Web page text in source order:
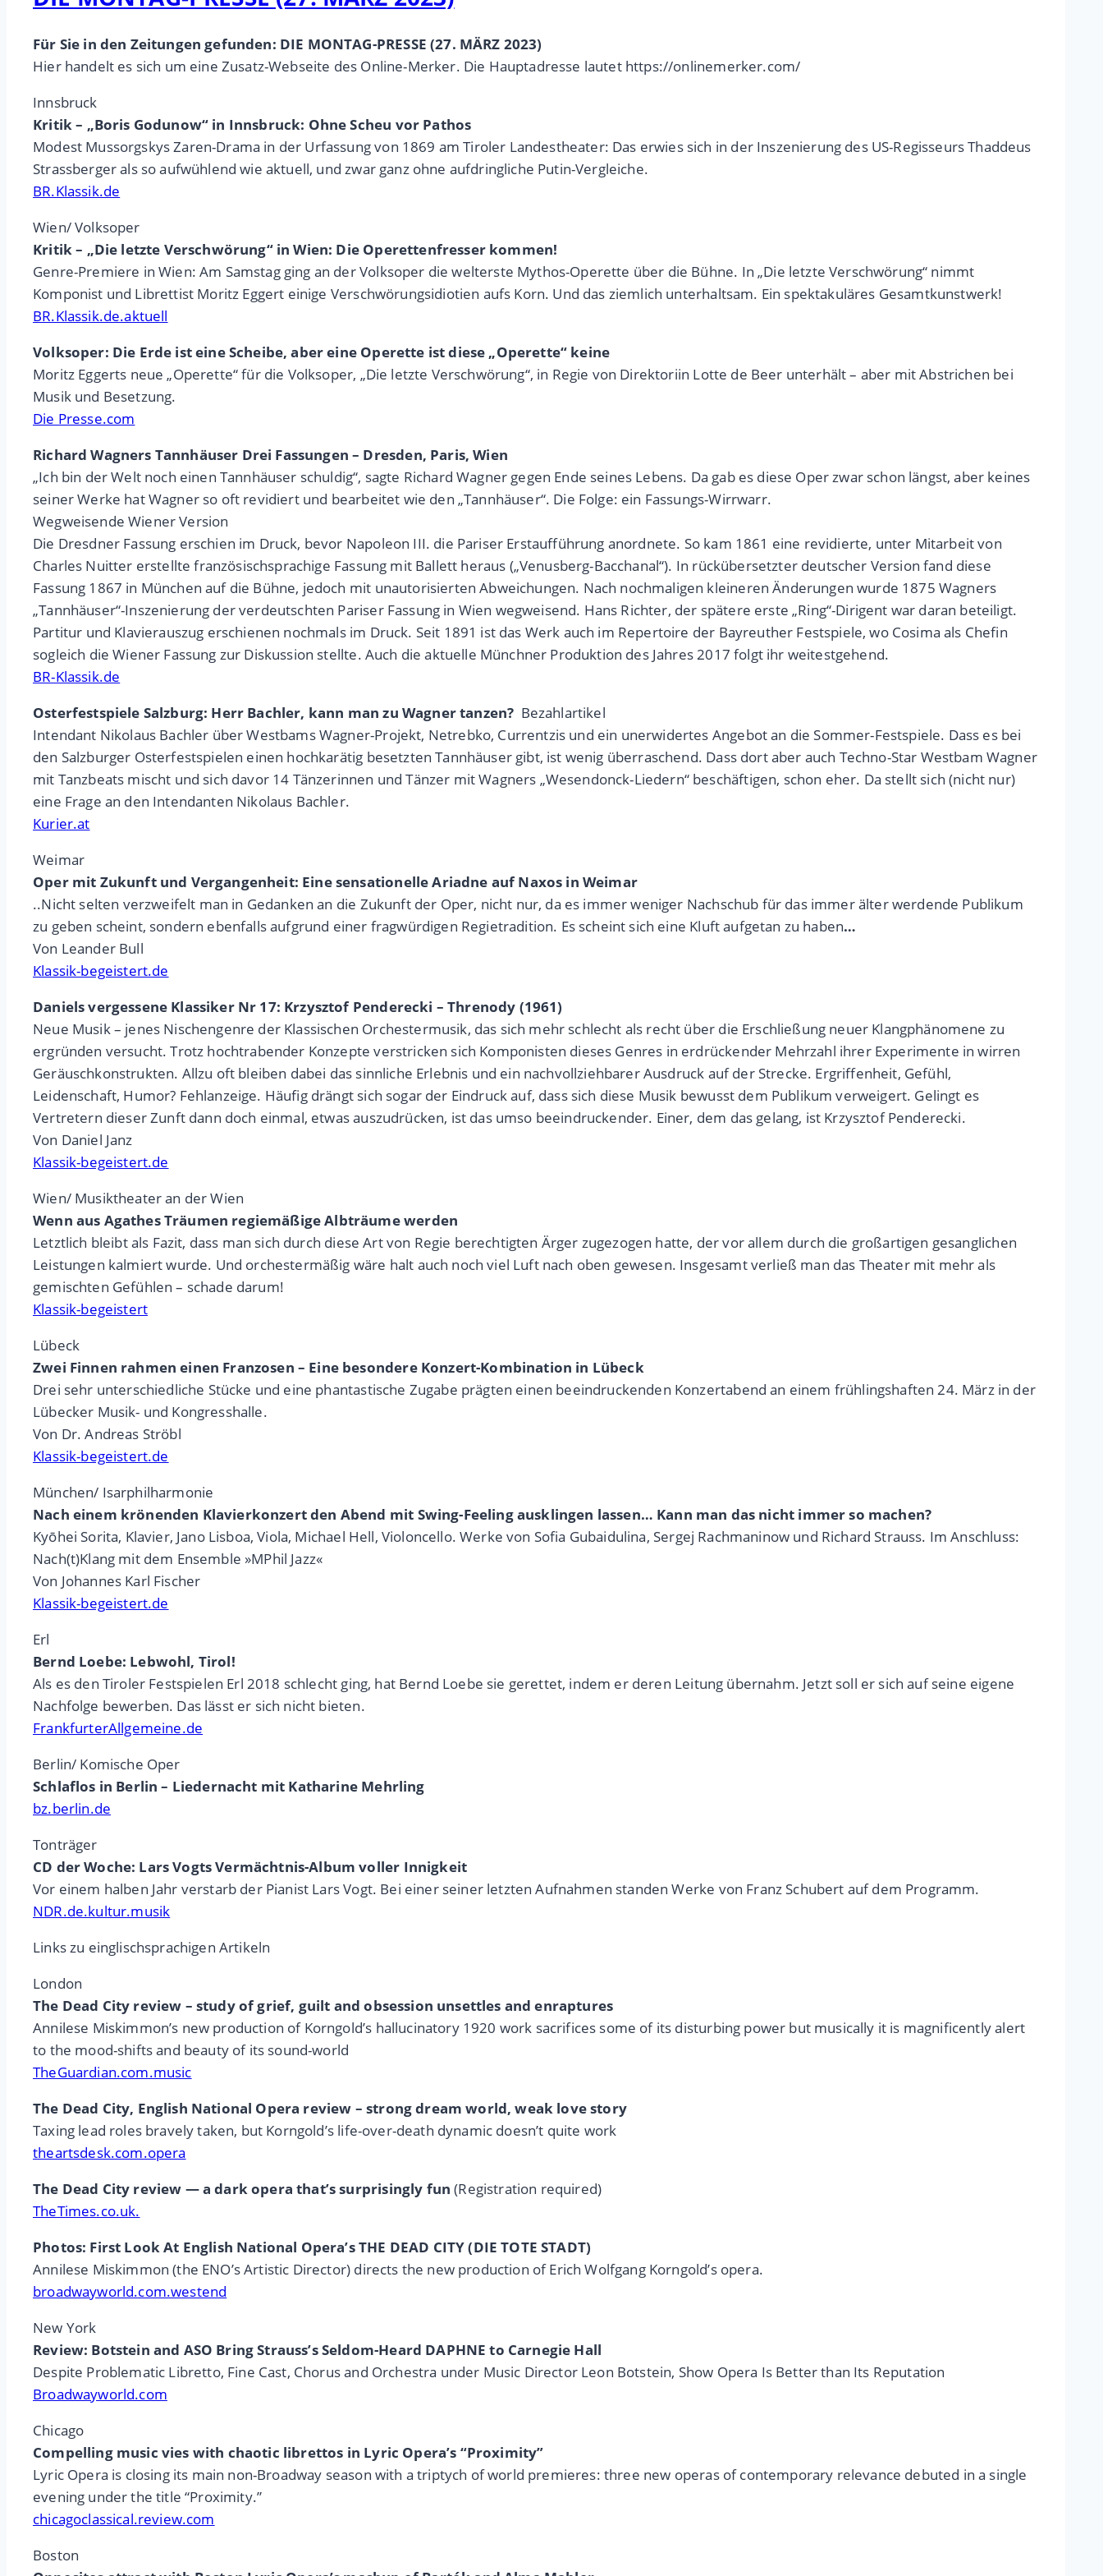
Für Sie in den Zeitungen gefunden: DIE MONTAG-PRESSE (27. MÄRZ 2023)
Hier handelt es sich um eine Zusatz-Webseite des Online-Merker. Die Hauptadresse lautet https://onlinemerker.com/
Innsbruck
Kritik – „Boris Godunow“ in Innsbruck: Ohne Scheu vor Pathos
Modest Mussorgskys Zaren-Drama in der Urfassung von 1869 am Tiroler Landestheater: Das erwies sich in der Inszenierung des US-Regisseurs Thaddeus
Strassberger als so aufwühlend wie aktuell, und zwar ganz ohne aufdringliche Putin-Vergleiche.
BR.Klassik.de
Wien/ Volksoper
Kritik – „Die letzte Verschwörung“ in Wien: Die Operettenfresser kommen!
Genre-Premiere in Wien: Am Samstag ging an der Volksoper die welterste Mythos-Operette über die Bühne. In „Die letzte Verschwörung“ nimmt
Komponist und Librettist Moritz Eggert einige Verschwörungsidiotien aufs Korn. Und das ziemlich unterhaltsam. Ein spektakuläres Gesamtkunstwerk!
BR.Klassik.de.aktuell
Volksoper: Die Erde ist eine Scheibe, aber eine Operette ist diese „Operette“ keine
Moritz Eggerts neue „Operette“ für die Volksoper, „Die letzte Verschwörung“, in Regie von Direktoriin Lotte de Beer unterhält – aber mit Abstrichen bei
Musik und Besetzung.
Die Presse.com
Richard Wagners Tannhäuser Drei Fassungen – Dresden, Paris, Wien
„Ich bin der Welt noch einen Tannhäuser schuldig“, sagte Richard Wagner gegen Ende seines Lebens. Da gab es diese Oper zwar schon längst, aber keines
seiner Werke hat Wagner so oft revidiert und bearbeitet wie den „Tannhäuser“. Die Folge: ein Fassungs-Wirrwarr.
Wegweisende Wiener Version
Die Dresdner Fassung erschien im Druck, bevor Napoleon III. die Pariser Erstaufführung anordnete. So kam 1861 eine revidierte, unter Mitarbeit von
Charles Nuitter erstellte französischsprachige Fassung mit Ballett heraus („Venusberg-Bacchanal“). In rückübersetzter deutscher Version fand diese
Fassung 1867 in München auf die Bühne, jedoch mit unautorisierten Abweichungen. Nach nochmaligen kleineren Änderungen wurde 1875 Wagners
„Tannhäuser“-Inszenierung der verdeutschten Pariser Fassung in Wien wegweisend. Hans Richter, der spätere erste „Ring“-Dirigent war daran beteiligt.
Partitur und Klavierauszug erschienen nochmals im Druck. Seit 1891 ist das Werk auch im Repertoire der Bayreuther Festspiele, wo Cosima als Chefin
sogleich die Wiener Fassung zur Diskussion stellte. Auch die aktuelle Münchner Produktion des Jahres 2017 folgt ihr weitestgehend.
BR-Klassik.de
Osterfestspiele Salzburg: Herr Bachler, kann man zu Wagner tanzen? Bezahlartikel
Intendant Nikolaus Bachler über Westbams Wagner-Projekt, Netrebko, Currentzis und ein unerwidertes Angebot an die Sommer-Festspiele. Dass es bei
den Salzburger Osterfestspielen einen hochkarätig besetzten Tannhäuser gibt, ist wenig überraschend. Dass dort aber auch Techno-Star Westbam Wagner
mit Tanzbeats mischt und sich davor 14 Tänzerinnen und Tänzer mit Wagners „Wesendonck-Liedern“ beschäftigen, schon eher. Da stellt sich (nicht nur)
eine Frage an den Intendanten Nikolaus Bachler.
Kurier.at
Weimar
Oper mit Zukunft und Vergangenheit: Eine sensationelle Ariadne auf Naxos in Weimar
..Nicht selten verzweifelt man in Gedanken an die Zukunft der Oper, nicht nur, da es immer weniger Nachschub für das immer älter werdende Publikum
zu geben scheint, sondern ebenfalls aufgrund einer fragwürdigen Regietradition. Es scheint sich eine Kluft aufgetan zu haben…
Von Leander Bull
Klassik-begeistert.de
Daniels vergessene Klassiker Nr 17: Krzysztof Penderecki – Threnody (1961)
Neue Musik – jenes Nischengenre der Klassischen Orchestermusik, das sich mehr schlecht als recht über die Erschließung neuer Klangphänomene zu
ergründen versucht. Trotz hochtrabender Konzepte verstricken sich Komponisten dieses Genres in erdrückender Mehrzahl ihrer Experimente in wirren
Geräuschkonstrukten. Allzu oft bleiben dabei das sinnliche Erlebnis und ein nachvollziehbarer Ausdruck auf der Strecke. Ergriffenheit, Gefühl,
Leidenschaft, Humor? Fehlanzeige. Häufig drängt sich sogar der Eindruck auf, dass sich diese Musik bewusst dem Publikum verweigert. Gelingt es
Vertretern dieser Zunft dann doch einmal, etwas auszudrücken, ist das umso beeindruckender. Einer, dem das gelang, ist Krzysztof Penderecki.
Von Daniel Janz
Klassik-begeistert.de
Wien/ Musiktheater an der Wien
Wenn aus Agathes Träumen regiemäßige Albträume werden
Letztlich bleibt als Fazit, dass man sich durch diese Art von Regie berechtigten Ärger zugezogen hatte, der vor allem durch die großartigen gesanglichen
Leistungen kalmiert wurde. Und orchestermäßig wäre halt auch noch viel Luft nach oben gewesen. Insgesamt verließ man das Theater mit mehr als
gemischten Gefühlen – schade darum!
Klassik-begeistert
Lübeck
Zwei Finnen rahmen einen Franzosen – Eine besondere Konzert-Kombination in Lübeck
Drei sehr unterschiedliche Stücke und eine phantastische Zugabe prägten einen beeindruckenden Konzertabend an einem frühlingshaften 24. März in der
Lübecker Musik- und Kongresshalle.
Von Dr. Andreas Ströbl
Klassik-begeistert.de
München/ Isarphilharmonie
Nach einem krönenden Klavierkonzert den Abend mit Swing-Feeling ausklingen lassen… Kann man das nicht immer so machen?
Kyōhei Sorita, Klavier, Jano Lisboa, Viola, Michael Hell, Violoncello. Werke von Sofia Gubaidulina, Sergej Rachmaninow und Richard Strauss. Im Anschluss:
Nach(t)Klang mit dem Ensemble »MPhil Jazz«
Von Johannes Karl Fischer
Klassik-begeistert.de
Erl
Bernd Loebe: Lebwohl, Tirol!
Als es den Tiroler Festspielen Erl 2018 schlecht ging, hat Bernd Loebe sie gerettet, indem er deren Leitung übernahm. Jetzt soll er sich auf seine eigene
Nachfolge bewerben. Das lässt er sich nicht bieten.
FrankfurterAllgemeine.de
Berlin/ Komische Oper
Schlaflos in Berlin – Liedernacht mit Katharine Mehrling
bz.berlin.de
Tonträger
CD der Woche: Lars Vogts Vermächtnis-Album voller Innigkeit
Vor einem halben Jahr verstarb der Pianist Lars Vogt. Bei einer seiner letzten Aufnahmen standen Werke von Franz Schubert auf dem Programm.
NDR.de.kultur.musik
Links zu einglischsprachigen Artikeln
London
The Dead City review – study of grief, guilt and obsession unsettles and enraptures
Annilese Miskimmon’s new production of Korngold’s hallucinatory 1920 work sacrifices some of its disturbing power but musically it is magnificently alert
to the mood-shifts and beauty of its sound-world
TheGuardian.com.music
The Dead City, English National Opera review – strong dream world, weak love story
Taxing lead roles bravely taken, but Korngold’s life-over-death dynamic doesn’t quite work
theartsdesk.com.opera
The Dead City review — a dark opera that’s surprisingly fun (Registration required)
TheTimes.co.uk.
Photos: First Look At English National Opera’s THE DEAD CITY (DIE TOTE STADT)
Annilese Miskimmon (the ENO’s Artistic Director) directs the new production of Erich Wolfgang Korngold’s opera.
broadwayworld.com.westend
New York
Review: Botstein and ASO Bring Strauss’s Seldom-Heard DAPHNE to Carnegie Hall
Despite Problematic Libretto, Fine Cast, Chorus and Orchestra under Music Director Leon Botstein, Show Opera Is Better than Its Reputation
Broadwayworld.com
Chicago
Compelling music vies with chaotic librettos in Lyric Opera’s “Proximity”
Lyric Opera is closing its main non-Broadway season with a triptych of world premieres: three new operas of contemporary relevance debuted in a single
evening under the title “Proximity.”
chicagoclassical.review.com
Boston